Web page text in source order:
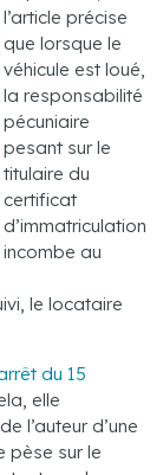
l’article précise
que lorsque le
véhicule est loué,
la responsabilité
pécuniaire
pesant sur le
titulaire du
certificat
d’immatriculation
incombe au
le locataire
du 15
elle
l’auteur d’une
pèse sur le